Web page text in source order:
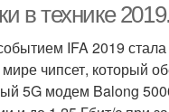
в технике
IFA 2019
чипсет, который
5G модем Balong